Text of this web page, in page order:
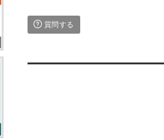
質問する